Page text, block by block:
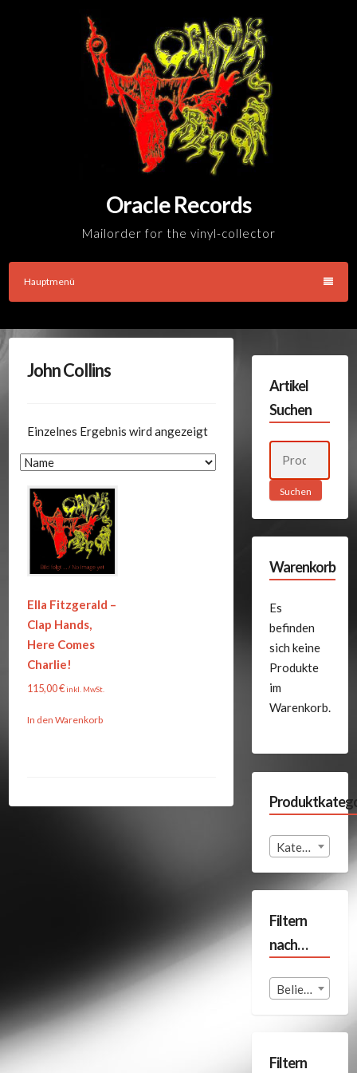
Oracle Records
Mailorder for the vinyl-collector
Hauptmenü
John Collins
Einzelnes Ergebnis wird angezeigt
Ella Fitzgerald –
Clap Hands,
Here Comes
Charlie!
115,00€inkl. MwSt.
In den Warenkorb
Artikel
Suchen
Suchen
Warenkorb
Es
befinden
sich keine
Produkte
im
Warenkorb.
Kategorie auswählen
Filtern
nach…
Beliebige Format
Filtern